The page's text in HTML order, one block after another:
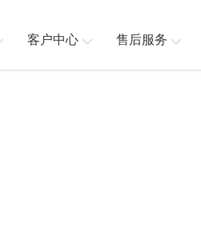
客户中心 售后服务